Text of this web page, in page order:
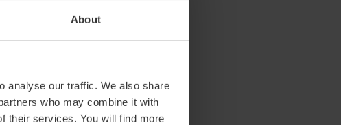
About
analyse our traffic. We also share
who may combine it with
their services. You will find more